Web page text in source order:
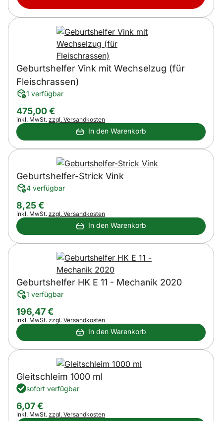
Geburtshelfer Vink mit Wechselzug (für
Fleischrassen)
1 verfügbar
475,00€
Steuerhinweis:
inkl. MwSt. zzgl. Versandkosten
In den Warenkorb
Geburtshelfer-Strick Vink
4 verfügbar
8,25€
Steuerhinweis:
inkl. MwSt. zzgl. Versandkosten
In den Warenkorb
Geburtshelfer HK E 11 - Mechanik 2020
1 verfügbar
196,47€
Steuerhinweis:
inkl. MwSt. zzgl. Versandkosten
In den Warenkorb
Gleitschleim 1000 ml
sofort verfügbar
6,07€
Steuerhinweis:
inkl. MwSt. zzgl. Versandkosten